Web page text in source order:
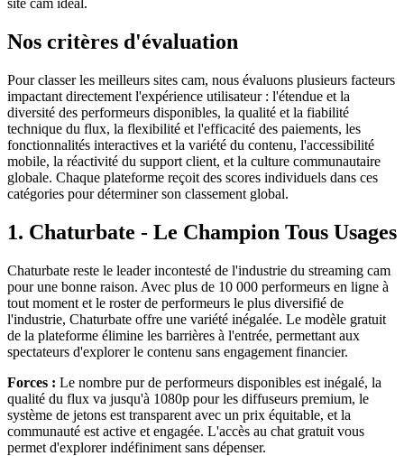
site cam idéal.
Nos critères d'évaluation
Pour classer les meilleurs sites cam, nous évaluons plusieurs facteurs
impactant directement l'expérience utilisateur : l'étendue et la
diversité des performeurs disponibles, la qualité et la fiabilité
technique du flux, la flexibilité et l'efficacité des paiements, les
fonctionnalités interactives et la variété du contenu, l'accessibilité
mobile, la réactivité du support client, et la culture communautaire
globale. Chaque plateforme reçoit des scores individuels dans ces
catégories pour déterminer son classement global.
1. Chaturbate - Le Champion Tous Usages
Chaturbate reste le leader incontesté de l'industrie du streaming cam
pour une bonne raison. Avec plus de 10 000 performeurs en ligne à
tout moment et le roster de performeurs le plus diversifié de
l'industrie, Chaturbate offre une variété inégalée. Le modèle gratuit
de la plateforme élimine les barrières à l'entrée, permettant aux
spectateurs d'explorer le contenu sans engagement financier.
Forces : Le nombre pur de performeurs disponibles est inégalé, la
qualité du flux va jusqu'à 1080p pour les diffuseurs premium, le
système de jetons est transparent avec un prix équitable, et la
communauté est active et engagée. L'accès au chat gratuit vous
permet d'explorer indéfiniment sans dépenser.